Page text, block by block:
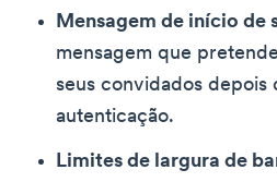
Mensagem de início de
mensagem que
seus convidados depois
autenticação.
Limites de largura de